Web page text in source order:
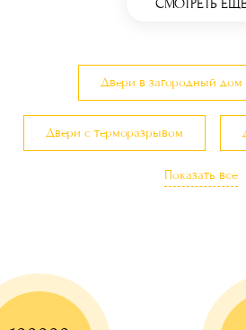
СМОТРЕТЬ
Двери в загородный дом
Двери с терморазрывом
Трехконтурные
Показать все